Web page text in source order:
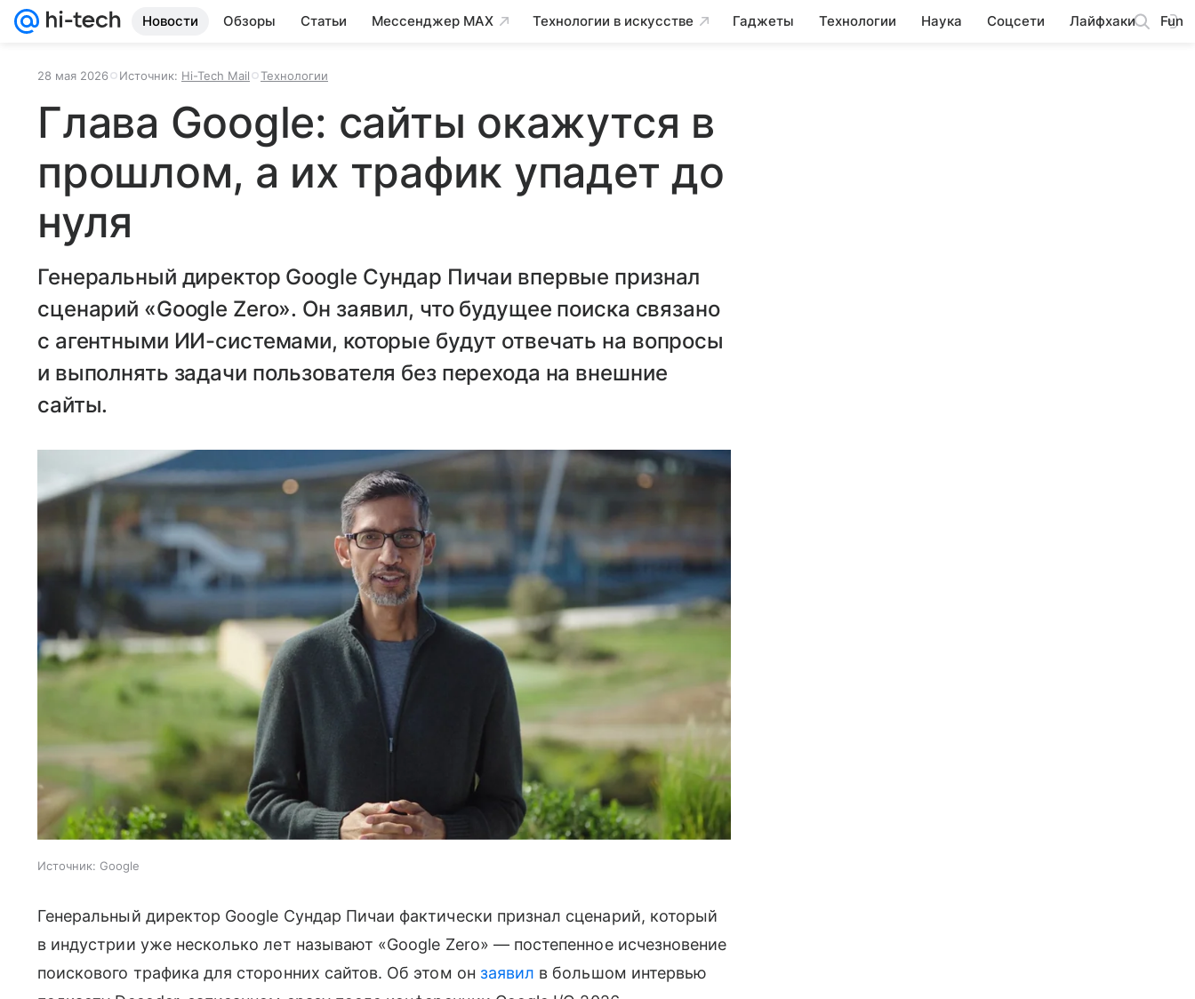
Новости Обзоры Статьи Мессенджер MAX Технологии в искусстве Гаджеты Технологии Наука Соцсети Лайфхаки Fun
28 мая 2026 Источник: Hi-Tech Mail Технологии
Глава Google: сайты окажутся в
прошлом, а их трафик упадет до
нуля
Генеральный директор Google Сундар Пичаи впервые признал
сценарий «Google Zero». Он заявил, что будущее поиска связано
с агентными ИИ-системами, которые будут отвечать на вопросы
и выполнять задачи пользователя без перехода на внешние
сайты.
Источник: Google
Генеральный директор Google Сундар Пичаи фактически признал сценарий, который
в индустрии уже несколько лет называют «Google Zero» — постепенное исчезновение
поискового трафика для сторонних сайтов. Об этом он заявил в большом интервью